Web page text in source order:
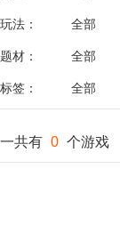
玩法： 全部
飞行
题材： 全部
标签： 全部
一共有 0 个游戏